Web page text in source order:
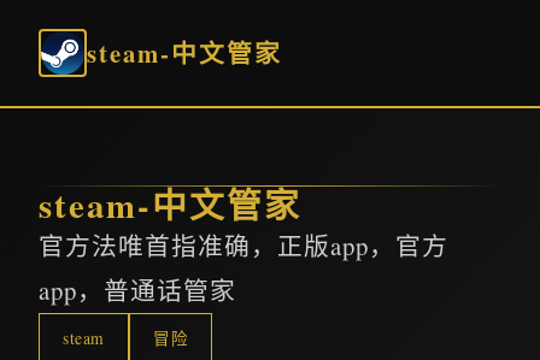
steam-中文管家
steam-中文管家
官方法唯首指准确，正版app，官方
app，普通话管家
steam 冒险